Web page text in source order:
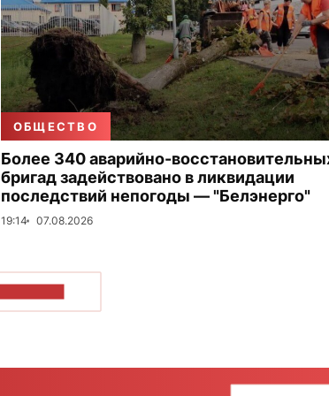
ОБЩЕСТВО
Более 340 аварийно-
бригад задействовано в ликвидации
последствий непогоды — "Белэнерго"
19:14 07.08.2026